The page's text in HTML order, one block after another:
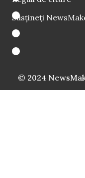
Susțineți
© 2024